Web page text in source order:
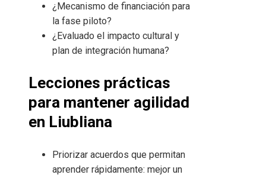
¿Mecanismo de financiación para
la fase piloto?
¿Evaluado el impacto cultural y
plan de integración humana?
Lecciones prácticas
para mantener agilidad
en Liubliana
Priorizar acuerdos que permitan
aprender rápidamente: mejor un